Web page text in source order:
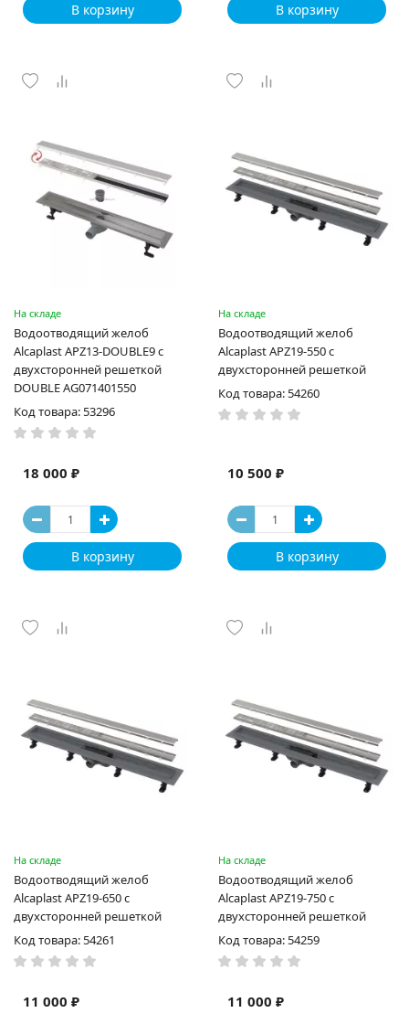
В корзину В корзину
На складе
Водоотводящий желоб
Alcaplast APZ13-DOUBLE9 с
двухсторонней решеткой
DOUBLE AG071401550
Код товара: 53296
18 000 ₽
В корзину
На складе
Водоотводящий желоб
Alcaplast APZ19-550 с
двухсторонней решеткой
Код товара: 54260
10 500 ₽
В корзину
На складе
Водоотводящий желоб
Alcaplast APZ19-650 с
двухсторонней решеткой
Код товара: 54261
11 000 ₽
На складе
Водоотводящий желоб
Alcaplast APZ19-750 с
двухсторонней решеткой
Код товара: 54259
11 000 ₽